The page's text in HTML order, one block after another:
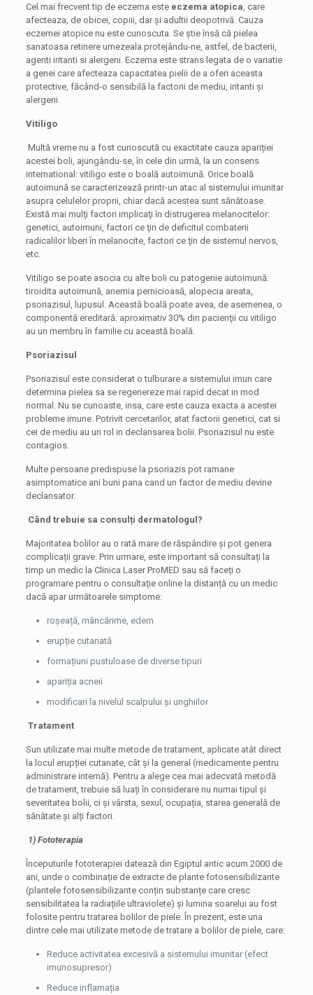
Cel mai frecvent tip de eczema este eczema atopica , care
afecteaza, de obicei, copiii, dar și adultii deopotrivă. Cauza
eczemei atopice nu este cunoscuta. Se știe însă că pielea
sanatoasa retinere umezeala protejându-ne, astfel, de bacterii,
agenti iritanti si alergeni. Eczema este strans legata de o variatie
a genei care afecteaza capacitatea pielii de a oferi aceasta
protective, făcând-o sensibilă la factorii de mediu, iritanti și
alergeni.
Vitiligo
Multă vreme nu a fost cunoscută cu exactitate cauza apariției
acestei boli, ajungându-se, în cele din urmă, la un consens
international: vitiligo este o boală autoimună. Orice boală
autoimună se caracterizează printr-un atac al sistemului imunitar
asupra celulelor proprii, chiar dacă acestea sunt sănătoase.
Există mai mulţi factori implicaţi în distrugerea melanocitelor:
genetici, autoimuni, factori ce ţin de deficitul combaterii
radicalilor liberi în melanocite, factori ce ţin de sistemul nervos,
etc.
Vitiligo se poate asocia cu alte boli cu patogenie autoimună:
tiroidita autoimună, anemia pernicioasă, alopecia areata,
psoriazisul, lupusul. Această boală poate avea, de asemenea, o
componentă ereditară: aproximativ 30% din pacienţii cu vitiligo
au un membru în familie cu această boală.
Psoriazisul
Psoriazisul este considerat o tulburare a sistemului imun care
determina pielea sa se regenereze mai rapid decat in mod
normal. Nu se cunoaste, insa, care este cauza exacta a acestei
probleme imune. Potrivit cercetarilor, atat factorii genetici, cat si
cei de mediu au un rol in declansarea bolii. Psoriazisul nu este
contagios.
Multe persoane predispuse la psoriazis pot ramane
asimptomatice ani buni pana cand un factor de mediu devine
declansator.
Când trebuie sa consulți dermatologul?
Majoritatea bolilor au o rată mare de răspândire și pot genera
complicații grave. Prin urmare, este important să consultați la
timp un medic la Clinica Laser ProMED sau să faceți o
programare pentru o consultație online la distanță cu un medic
dacă apar următoarele simptome:
roșeață, mâncărime, edem
erupție cutanată
formațiuni pustuloase de diverse tipuri
apariția acneii
modificari la nivelul scalpului și unghiilor
Tratament
Sun utilizate mai multe metode de tratament, aplicate atât direct
la locul erupției cutanate, cât și la general (medicamente pentru
administrare internă). Pentru a alege cea mai adecvată metodă
de tratament, trebuie să luați în considerare nu numai tipul și
severitatea bolii, ci și vârsta, sexul, ocupația, starea generală de
sănătate și alți factori.
1) Fototerapia
Începuturile fototerapiei datează din Egiptul antic acum 2000 de
ani, unde o combinație de extracte de plante fotosensibilizante
(plantele fotosensibilizante conțin substanțe care cresc
sensibilitatea la radiațiile ultraviolete) și lumina soarelui au fost
folosite pentru tratarea bolilor de piele. În prezent, este una
dintre cele mai utilizate metode de tratare a bolilor de piele, care:
Reduce activitatea excesivă a sistemului imunitar (efect
imunosupresor)
Reduce inflamația